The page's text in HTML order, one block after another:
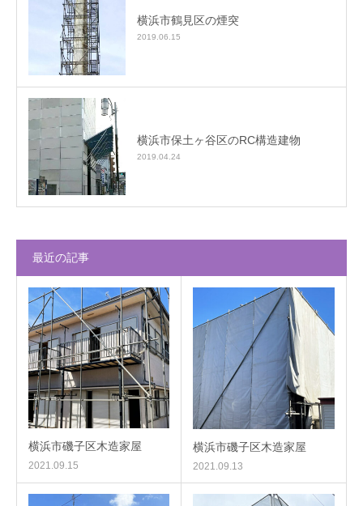
横浜市鶴見区の煙突
2019.06.15
横浜市保土ヶ谷区のRC構造建物
2019.04.24
最近の記事
横浜市磯子区木造家屋
2021.09.15
横浜市磯子区木造家屋
2021.09.13